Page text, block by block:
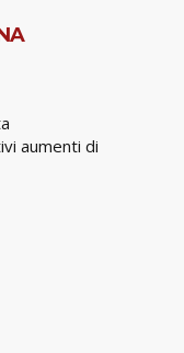
aumenti di